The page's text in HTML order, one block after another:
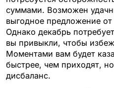
суммами. Возможен
выгодное предложение от
Однако декабрь
вы привыкли, чтобы
Моментами вам будет
быстрее, чем приходят,
дисбаланс.